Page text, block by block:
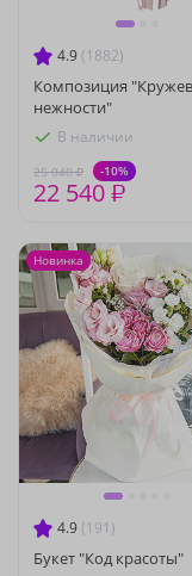
4.9 (1882)
Композиция
нежности"
В наличии
25 040 ₽ -10%
22 540 ₽
4.9 (191)
Букет "Код красоты"
Новинка